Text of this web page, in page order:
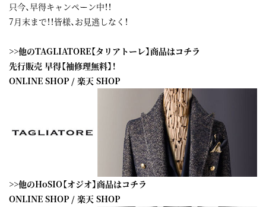
只今、早得キャンペーン中！！
7月末まで！！皆様、お見逃しなく！
>>他のTAGLIATORE【タリアトーレ】商品はコチラ
先行販売 早得【袖修理無料】！
ONLINE SHOP / 楽天 SHOP
>>他のHoSIO【オジオ】商品はコチラ
ONLINE SHOP / 楽天 SHOP